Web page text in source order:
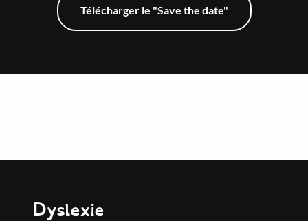
Dyslexie
Télécharger le "Save the date"
Programme complet